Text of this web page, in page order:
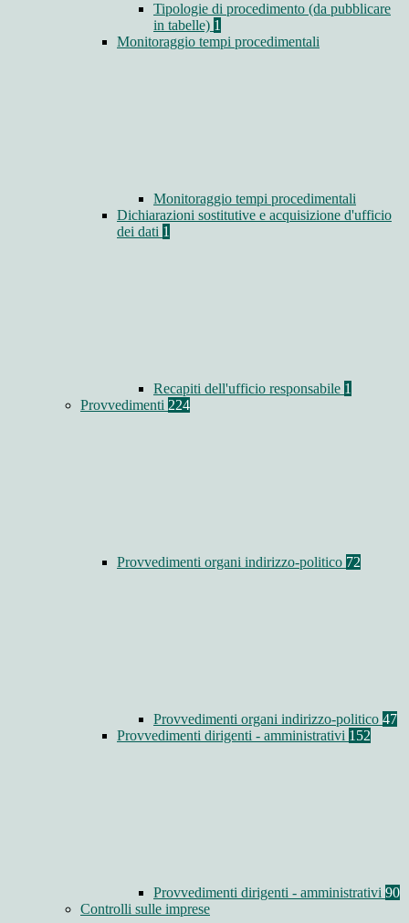
Tipologie di procedimento (da pubblicare
in tabelle) 1
Monitoraggio tempi procedimentali
Monitoraggio tempi procedimentali
Dichiarazioni sostitutive e acquisizione d'ufficio
dei dati 1
Recapiti dell'ufficio responsabile 1
Provvedimenti 224
Provvedimenti organi indirizzo-politico 72
Provvedimenti organi indirizzo-politico 47
Provvedimenti dirigenti - amministrativi 152
Provvedimenti dirigenti - amministrativi 90
Controlli sulle imprese